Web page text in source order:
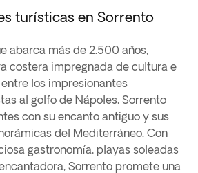
turísticas en Sorrento
abarca más de 2.500 años,
costera impregnada de cultura e
los impresionantes
al golfo de Nápoles, Sorrento
con su encanto antiguo y sus
del Mediterráneo. Con
gastronomía, playas soleadas
Sorrento promete una